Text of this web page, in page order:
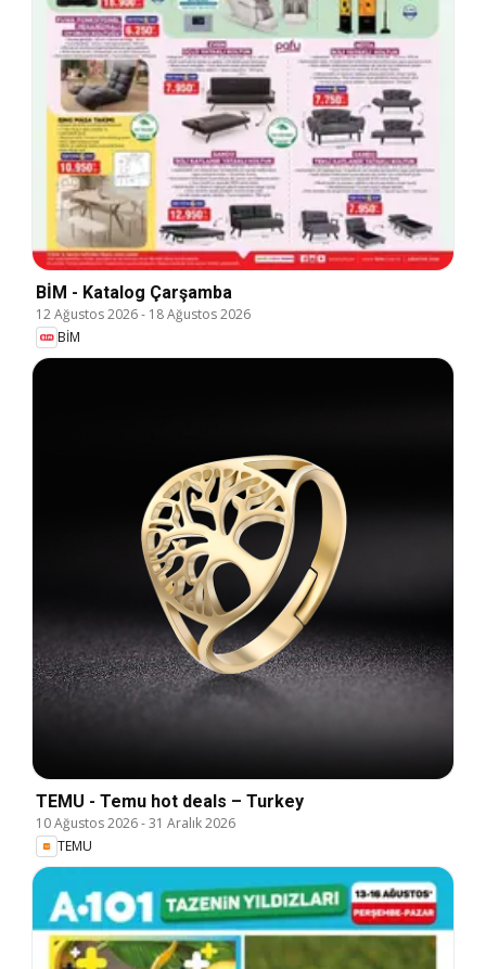
BİM - Katalog Çarşamba
12 Ağustos 2026- 18 Ağustos 2026
BİM
TEMU - Temu hot deals – Turkey
10 Ağustos 2026-31 Aralık 2026
TEMU